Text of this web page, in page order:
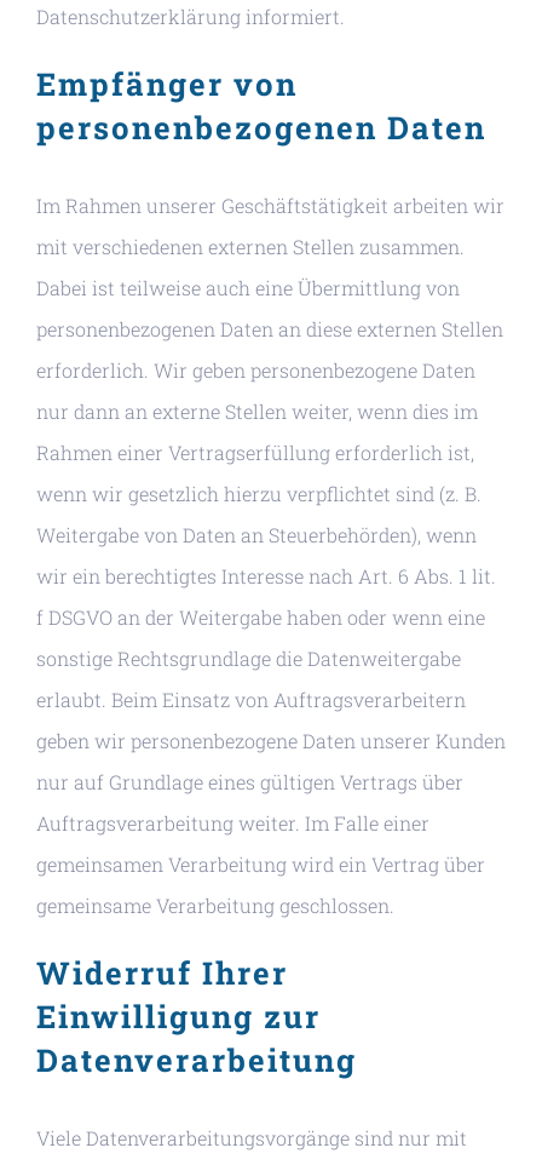
Datenschutzerklärung informiert.
Empfänger von
personenbezogenen Daten
Im Rahmen unserer Geschäftstätigkeit arbeiten wir
mit verschiedenen externen Stellen zusammen.
Dabei ist teilweise auch eine Übermittlung von
personenbezogenen Daten an diese externen Stellen
erforderlich. Wir geben personenbezogene Daten
nur dann an externe Stellen weiter, wenn dies im
Rahmen einer Vertragserfüllung erforderlich ist,
wenn wir gesetzlich hierzu verpflichtet sind (z. B.
Weitergabe von Daten an Steuerbehörden), wenn
wir ein berechtigtes Interesse nach Art. 6 Abs. 1 lit.
f DSGVO an der Weitergabe haben oder wenn eine
sonstige Rechtsgrundlage die Datenweitergabe
erlaubt. Beim Einsatz von Auftragsverarbeitern
geben wir personenbezogene Daten unserer Kunden
nur auf Grundlage eines gültigen Vertrags über
Auftragsverarbeitung weiter. Im Falle einer
gemeinsamen Verarbeitung wird ein Vertrag über
gemeinsame Verarbeitung geschlossen.
Widerruf Ihrer
Einwilligung zur
Datenverarbeitung
Viele Datenverarbeitungsvorgänge sind nur mit